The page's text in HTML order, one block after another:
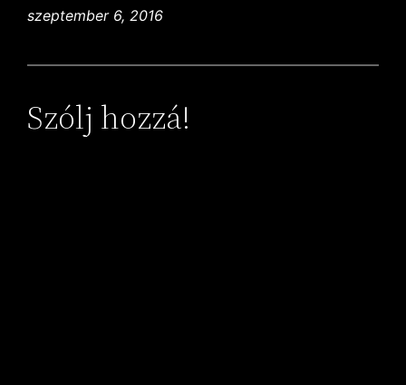
szeptember 6, 2016
Szólj hozzá!